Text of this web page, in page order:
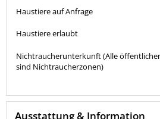
Haustiere auf Anfrage
Haustiere erlaubt
Nichtraucherunterkunft (Alle
sind Nichtraucherzonen)
Ausstattung & Information